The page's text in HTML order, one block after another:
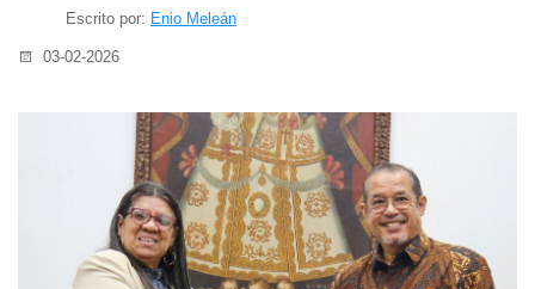
Escrito por: Enio Meleán
03-02-2026